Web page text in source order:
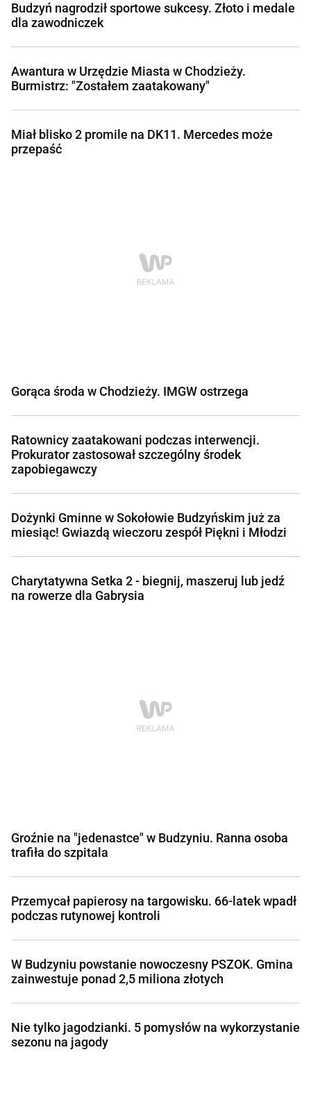
Budzyń nagrodził sportowe sukcesy. Złoto i medale
dla zawodniczek
Awantura w Urzędzie Miasta w Chodzieży.
Burmistrz: "Zostałem zaatakowany"
Miał blisko 2 promile na DK11. Mercedes może
przepaść
Gorąca środa w Chodzieży. IMGW ostrzega
Ratownicy zaatakowani podczas interwencji.
Prokurator zastosował szczególny środek
zapobiegawczy
Dożynki Gminne w Sokołowie Budzyńskim już za
miesiąc! Gwiazdą wieczoru zespół Piękni i Młodzi
Charytatywna Setka 2 - biegnij, maszeruj lub jedź
na rowerze dla Gabrysia
Groźnie na "jedenastce" w Budzyniu. Ranna osoba
trafiła do szpitala
Przemycał papierosy na targowisku. 66-latek wpadł
podczas rutynowej kontroli
W Budzyniu powstanie nowoczesny PSZOK. Gmina
zainwestuje ponad 2,5 miliona złotych
Nie tylko jagodzianki. 5 pomysłów na wykorzystanie
sezonu na jagody